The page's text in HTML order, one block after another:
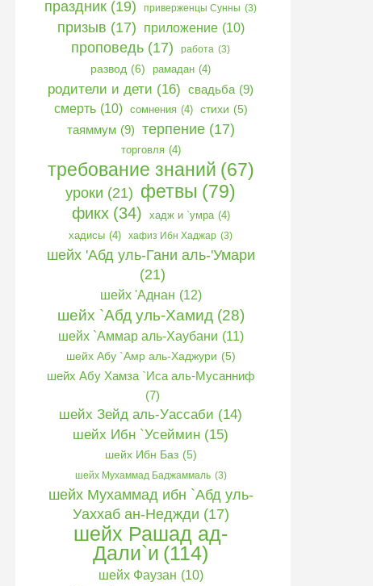
праздник (19) приверженцы Сунны (3)
призыв (17) приложение (10)
проповедь (17) работа (3)
развод (6) рамадан (4)
родители и дети (16) свадьба (9)
смерть (10) сомнения (4) стихи (5)
таяммум (9) терпение (17)
торговля (4)
требование знаний (67)
уроки (21) фетвы (79)
фикх (34) хадж и `умра (4)
хадисы (4) хафиз Ибн Хаджар (3)
шейх 'Абд уль-Гани аль-'Умари
(21)
шейх 'Аднан (12)
шейх `Абд уль-Хамид (28)
шейх `Аммар аль-Хаубани (11)
шейх Абу `Амр аль-Хаджури (5)
шейх Абу Хамза `Иса аль-Мусанниф
(7)
шейх Зейд аль-Уассаби (14)
шейх Ибн `Усеймин (15)
шейх Ибн Баз (5)
шейх Мухаммад Баджаммаль (3)
шейх Мухаммад ибн `Абд уль-
Уаххаб ан-Неджди (17)
шейх Рашад ад-
Дали`и (114)
шейх Фаузан (10)